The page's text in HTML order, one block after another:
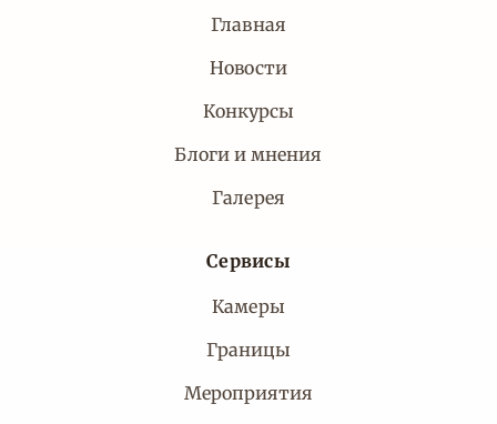
Главная
Новости
Конкурсы
Блоги и мнения
Галерея
Сервисы
Камеры
Границы
Мероприятия